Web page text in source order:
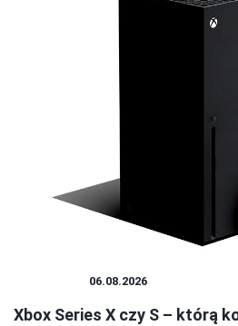
06.08.2026
Xbox Series X czy S – którą